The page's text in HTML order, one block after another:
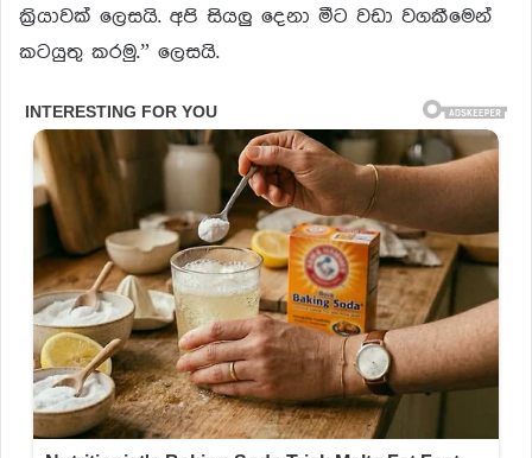
ක්‍රියාවක් ලෙසයි. අපි සියලු දෙනා මීට වඩා වගකීමෙන්
කටයුතු කරමු.” ලෙසයි.